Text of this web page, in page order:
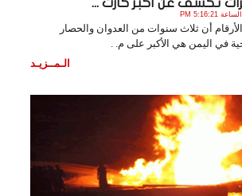
تكشف عن أكبر كارث ...
أن ثلاث سنوات من العدوان والحصار
في اليمن هي الأكبر على م. .
الـمــزيـد